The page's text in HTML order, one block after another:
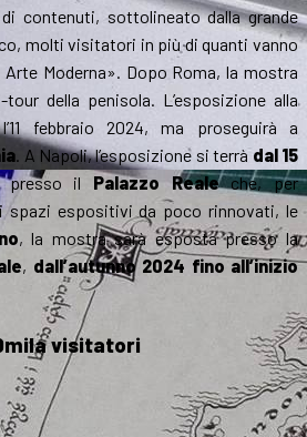
contenuti, sottolineato dalla grande
molti visitatori in più di quanti vanno
Arte Moderna». Dopo Roma, la mostra
della penisola. L’esposizione alla
febbraio 2024, ma proseguirà a
. A Napoli, l’esposizione si terràdal 15
presso il Palazzo Realeche, per
spazi espositivi da poco rinnovati, le
, la mostra sarà esposta presso la
, dall’autunno 2024 fino all’inizio
visitatori